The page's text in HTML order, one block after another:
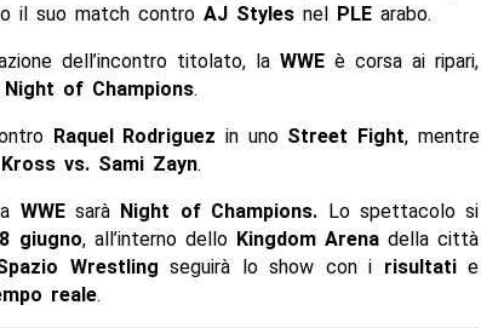
il suo match contro AJ Stylesnel PLEarabo.
dell’incontro titolato, laWWE è corsa ai ripari,
of Champions.
Raquel Rodriguez in uno Street Fight, mentre
vs. Sami Zayn.
WWEsarà Night of Champions. Lo spettacolo si
giugno, all’interno delloKingdom Arenadella città
Wrestling seguirà lo show con i risultatie
reale.